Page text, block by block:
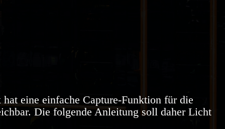
eine einfache Capture-Funktion für die
Die folgende Anleitung soll daher Licht